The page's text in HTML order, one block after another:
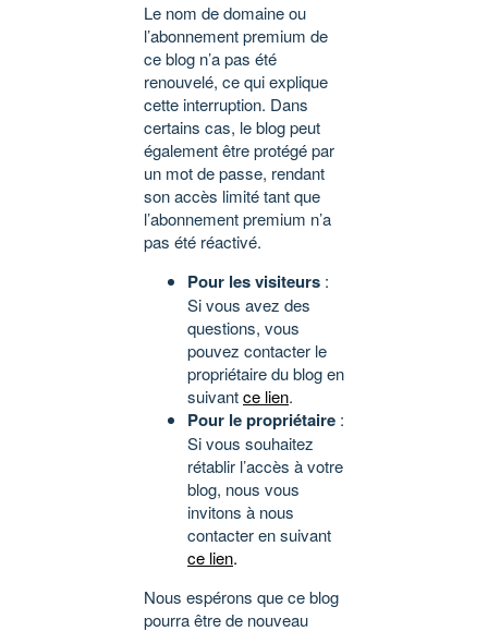
Le nom de domaine ou
l’abonnement premium de
ce blog n’a pas été
renouvelé, ce qui explique
cette interruption. Dans
certains cas, le blog peut
également être protégé par
un mot de passe, rendant
son accès limité tant que
l’abonnement premium n’a
pas été réactivé.
Pour les visiteurs :
Si vous avez des
questions, vous
pouvez contacter le
propriétaire du blog en
suivantce lien.
Pour le propriétaire :
Si vous souhaitez
rétablir l’accès à votre
blog, nous vous
invitons à nous
contacter en suivant
ce lien.
Nous espérons que ce blog
pourra être de nouveau